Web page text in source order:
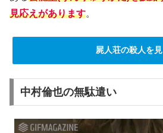
見応えがあります。
屍人荘の殺人を
中村倫也の無駄遣い